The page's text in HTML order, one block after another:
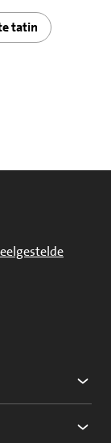
tatin